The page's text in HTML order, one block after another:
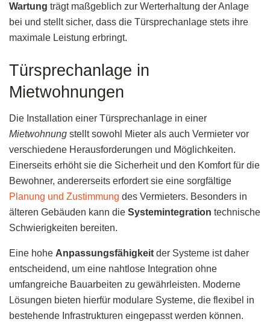
Wartung trägt maßgeblich zur Werterhaltung der Anlage
bei und stellt sicher, dass die Türsprechanlage stets ihre
maximale Leistung erbringt.
Türsprechanlage in
Mietwohnungen
Die Installation einer Türsprechanlage in einer
Mietwohnung stellt sowohl Mieter als auch Vermieter vor
verschiedene Herausforderungen und Möglichkeiten.
Einerseits erhöht sie die Sicherheit und den Komfort für die
Bewohner, andererseits erfordert sie eine sorgfältige
Planung und Zustimmung des Vermieters. Besonders in
älteren Gebäuden kann die Systemintegration technische
Schwierigkeiten bereiten.
Eine hohe Anpassungsfähigkeit der Systeme ist daher
entscheidend, um eine nahtlose Integration ohne
umfangreiche Bauarbeiten zu gewährleisten. Moderne
Lösungen bieten hierfür modulare Systeme, die flexibel in
bestehende Infrastrukturen eingepasst werden können.